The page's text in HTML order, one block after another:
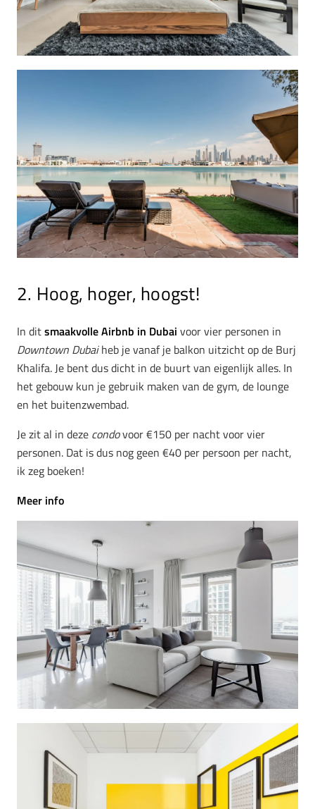
2. Hoog, hoger, hoogst!
In ditsmaakvolle Airbnb in Dubai voor vier personen in
Downtown Dubaiheb je vanaf je balkon uitzicht op de Burj
Khalifa. Je bent dus dicht in de buurt van eigenlijk alles. In
het gebouw kun je gebruik maken van de gym, de lounge
en het buitenzwembad.
Je zit al in deze condovoor €150 per nacht voor vier
personen. Dat is dus nog geen €40 per persoon per nacht,
ik zeg boeken!
Meer info